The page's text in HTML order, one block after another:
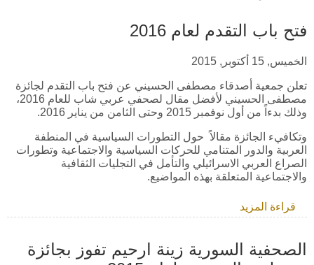
فتح باب التقدم لعام 2016
الخميس, 15 أكتوبر, 2015
تعلن جمعية أصدقاء مصطفى الحسيني عن فتح باب التقدم لجائزة
مصطفى الحسيني لأفضل مقال لصحفي عربي شاب للعام 2016،
وذلك بدءاً من أول نوفمبر 2015 وحتى الثامن من يناير 2016.
وتكافيء الجائزة مقالاً حول التطورات السياسية في المنطفة
العربية والدور المتنامي للحركات السياسية والاجتماعية وتطورات
الصراع العربي الاسرائيلي والتأمل في التجليات الثقافية
والاجتماعية المتعلقة بهذه المواضيع.
قراءة المزيدحول فتح باب التقدم لعام 2016
الصحفية السورية زينة ارحيم تفوز بجائزة